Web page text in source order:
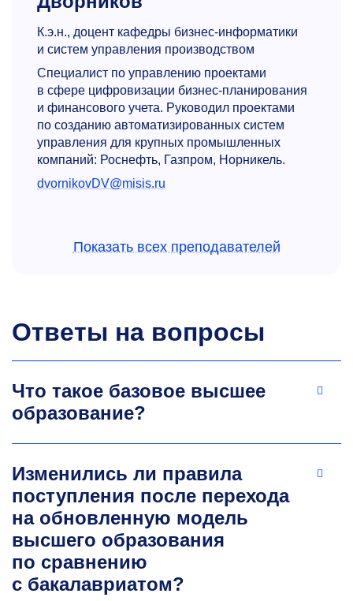
К.э.н., доцент кафедры бизнес-информатики
и систем управления производством
Специалист по управлению проектами
в сфере цифровизации бизнес-планирования
и финансового учета. Руководил проектами
по созданию автоматизированных систем
управления для крупных промышленных
компаний: Роснефть, Газпром, Норникель.
dvornikovDV@misis.ru
Александр Сергеевич Лямин
и систем управления производством
Специалист в области экономики и управления
в государственных и коммерческих
организациях, включая Минпросвещения
России, ГКУ «Инфогород» и ведущие ИТ-
компании. Имеет практический опыт
разработки, внедрения и развития цифровых
государственных сервисов и информационных
систем для сфер образования, туризма
и предоставления государственных услуг.
Показать всех преподавателей
Ответы на вопросы
Что такое базовое высшее
образование?
Изменились ли правила
поступления после перехода
на обновленную модель
высшего образования
по сравнению
с бакалавриатом?